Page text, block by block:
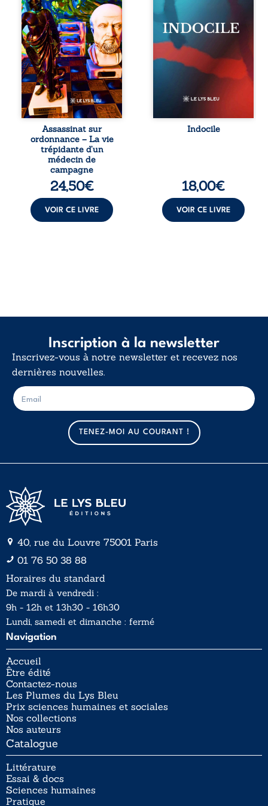
et actualisée du
témoignage du
Docteur Marc
Biencourt, ancien
médecin de
famille, qui revient
sur son parcours
médical, syndical
et ordinal. Depuis
septembre 2013, il
raconte le long
combat qui l’a
conduit à être
écarté du corps
médical, malgré
une décision de
première instance
Assassinat sur
ordonnance – La vie
trépidante d’un
médecin de
campagne
24,50€
VOIR CE LIVRE
déchiffre pas, les
amours qu’on
dérange, les corps
qu’on administre
et les liens qu’on
sabote, cet
ouvrage parle à
vivent trop fort,
trop vrai, trop tôt.
traversée. Une
langue nue. Une
Indocile
18,00€
VOIR CE LIVRE
Inscription à la newsletter
Inscrivez-vous à notre newsletter et recevez nos
dernières nouvelles.
m
a
i
l
E
-
m
TENEZ-MOI AU COURANT !
40, rue du Louvre 75001 Paris
01 76 50 38 88
Horaires du standard
De mardi à vendredi :
9h - 12h et 13h30 - 16h30
Lundi, samedi et dimanche : fermé
Navigation
Accueil
Être édité
Contactez-nous
Les Plumes du Lys Bleu
Prix sciences humaines et sociales
Nos collections
Nos auteurs
Catalogue
Littérature
Essai & docs
Sciences humaines
Pratique